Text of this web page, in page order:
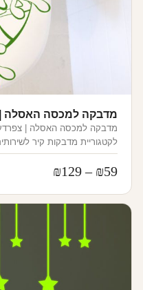
מדבקה למכסה האסלה
מדבקה למכסה האסלה | צפרדע
לקטגוריית מדבקות קיר לשירותים.
₪59
–
₪129
מחירים: